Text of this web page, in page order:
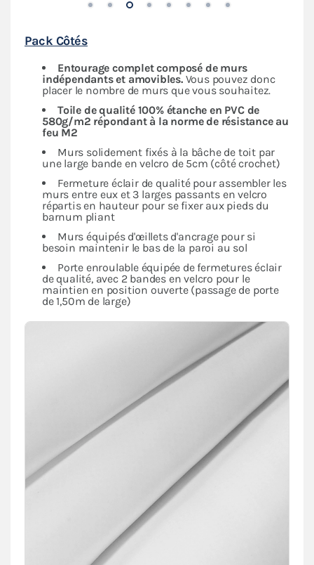
Pack Côtés
Entourage complet composé de murs
indépendantset amovibles. Vous pouvez donc
placer le nombre de murs que vous souhaitez.
Toile de qualité 100% étanche en PVC de
580g/m2 répondant à la norme de résistance au
feu M2
Murs solidement fixés à la bâche de toit par
une large bande en velcro de 5cm (côté crochet)
Fermeture éclair de qualité pour assembler les
murs entre eux et 3 larges passants en velcro
répartis en hauteur pour se fixer aux pieds du
barnum pliant
Murs équipés d'œillets d'ancrage pour si
besoin maintenir le bas de la paroi au sol
Porte enroulable équipée de fermetures éclair
de qualité, avec 2 bandes en velcro pour le
maintien en position ouverte (passage de porte
de 1,50m de large)